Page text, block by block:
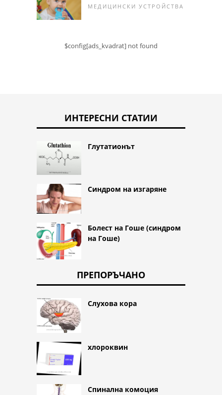
МЕДИЦИНСКИ УСТРОЙСТВА
$config[ads_kvadrat] not found
ИНТЕРЕСНИ СТАТИИ
Глутатионът
Синдром на изгаряне
Болест на Гоше (синдром
на Гоше)
ПРЕПОРЪЧАНО
Слухова кора
хлороквин
Спинална комоция